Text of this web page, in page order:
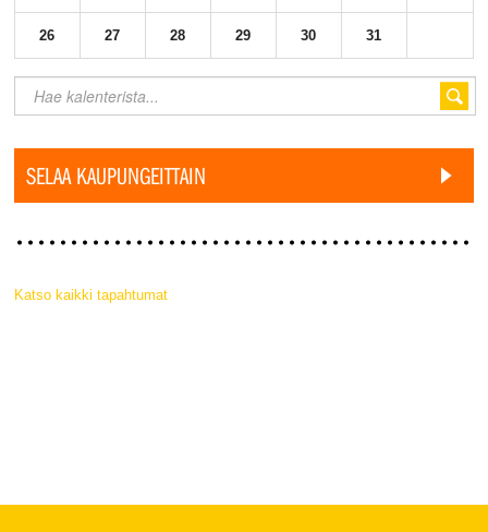
26 27 28 29 30 31
SELAA KAUPUNGEITTAIN
Katso kaikki tapahtumat